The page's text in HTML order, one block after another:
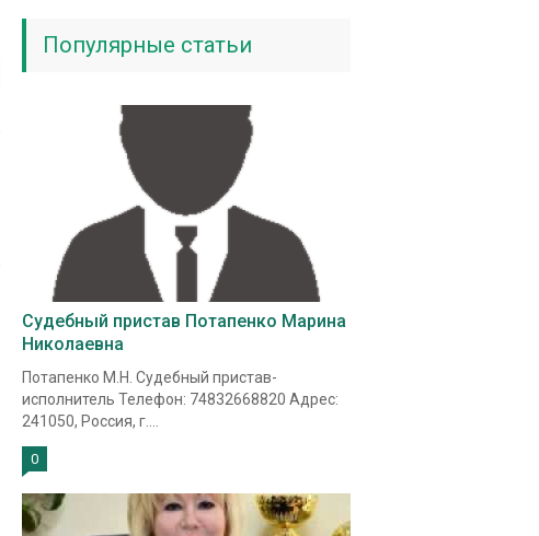
Популярные статьи
Судебный пристав Потапенко Марина
Николаевна
Потапенко М.Н. Судебный пристав-
исполнитель Телефон: 74832668820 Адрес:
241050, Россия, г....
0